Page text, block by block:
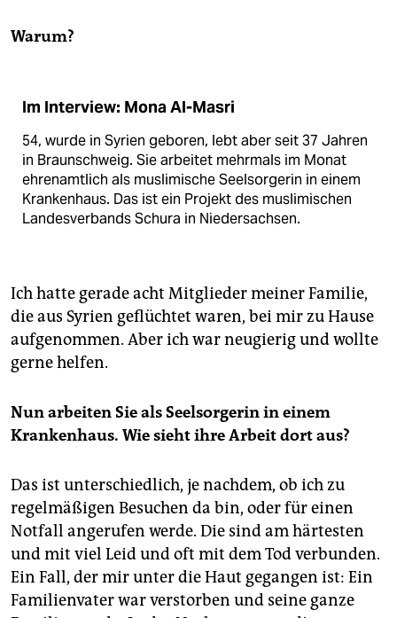
Warum?
Im Interview: Mona Al-Masri
54, wurde in Syrien geboren, lebt aber seit 37 Jahren
in Braunschweig. Sie arbeitet mehrmals im Monat
ehrenamtlich als muslimische Seelsorgerin in einem
Krankenhaus. Das ist ein Projekt des muslimischen
Landesverbands Schura in Niedersachsen.
Ich hatte gerade acht Mitglieder meiner Familie,
die aus Syrien geflüchtet waren, bei mir zu Hause
aufgenommen. Aber ich war neugierig und wollte
gerne helfen.
Nun arbeiten Sie als Seelsorgerin in einem
Krankenhaus. Wie sieht ihre Arbeit dort aus?
Das ist unterschiedlich, je nachdem, ob ich zu
regelmäßigen Besuchen da bin, oder für einen
Notfall angerufen werde. Die sind am härtesten
und mit viel Leid und oft mit dem Tod verbunden.
Ein Fall, der mir unter die Haut gegangen ist: Ein
Familienvater war verstorben und seine ganze